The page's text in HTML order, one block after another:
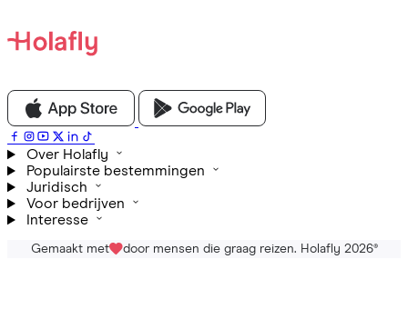
Over Holafly
Populairste bestemmingen
Juridisch
Voor bedrijven
Interesse
Gemaakt met door mensen die graag reizen. Holafly 2026®